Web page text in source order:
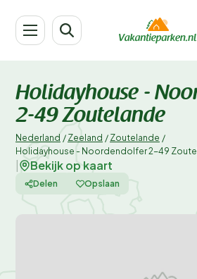
Holidayhouse -
2-49 Zoutelande
Nederland / Zeeland / Zoutelande /
Holidayhouse - Noordendolfer 2-49
Bekijk op kaart
Delen Opslaan